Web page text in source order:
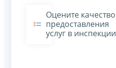
Оцените качество
предоставления
услуг в инспекции